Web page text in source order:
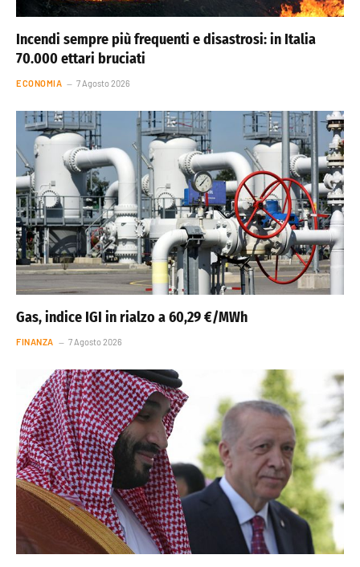
Incendi sempre più frequenti e disastrosi: in Italia
70.000 ettari bruciati
ECONOMIA 7 Agosto 2026
Gas, indice IGI in rialzo a 60,29 €/MWh
FINANZA 7 Agosto 2026